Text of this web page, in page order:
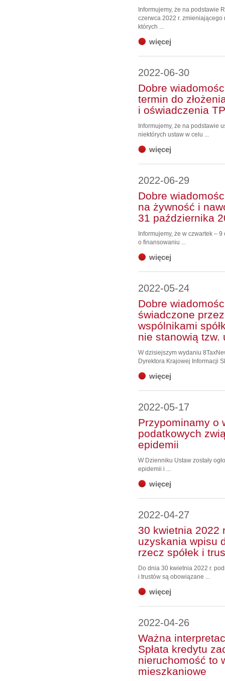
Informujemy, że na podstawie
czerwca 2022 r. zmieniającego
których ...
więcej
2022-06-30
Dobre
termin do
i oświadczenia TP
Informujemy, że na podstawie
niektórych ustaw w celu ...
więcej
2022-06-29
Dobre
na żywność i
31 października
Informujemy, że w czwartek –
o finansowaniu ...
więcej
2022-05-24
Dobre
świadczone
wspólnikami
nie stanowią tzw.
W dzisiejszym wydaniu
Dyrektora Krajowej Informacji
więcej
2022-05-17
Przypominamy o
podatkowych
epidemii
W Dzienniku Ustaw zostały
epidemii i ...
więcej
2022-04-27
30 kwietnia 2022
uzyskania wpisu
rzecz spółek i
Do dnia 30 kwietnia 2022 r.
i trustów są obowiązane ...
więcej
2022-04-26
Ważna
Spłata kredytu
nieruchomość to
mieszkaniowe